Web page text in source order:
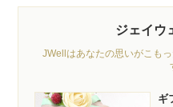
ジェイウ
JWellはあなたの思いがこも
ギ